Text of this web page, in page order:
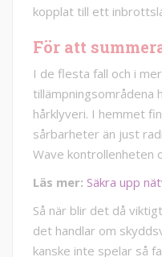
kopplat till ett
För att
I de flesta fall och i
tillämpningsområdena
hårklyveri. I hemmet
sårbarheter än just
Wave kontrollenheten
Läs mer: Säkra upp
Så när blir det då
det handlar om
kanske inte spelar så